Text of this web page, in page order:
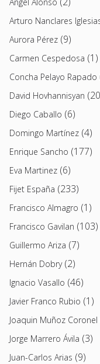
Arturo Nanclares
Aurora Pérez (9)
Carmen Cespedosa (1)
Concha Pelayo Rapado
David Hovhannisyan
Diego Caballo (6)
Domingo Martínez (4)
Enrique Sancho (177)
Eva Martinez (6)
Fijet España (233)
Francisco Almagro (1)
Francisco Gavilan (103)
Guillermo Ariza (7)
Hernán Dobry(2)
Ignacio Vasallo (46)
Javier Franco Rubio (1)
Joaquin Muñoz Coronel
Jorge Marrero Ávila (3)
Juan-Carlos Arias (9)